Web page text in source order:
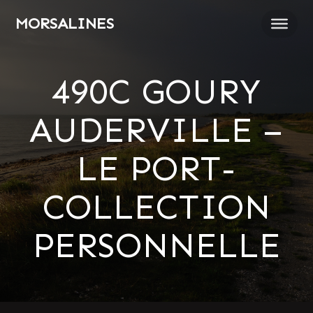
MORSALINES
490C GOURY
AUDERVILLE –
LE PORT-
COLLECTION
PERSONNELLE